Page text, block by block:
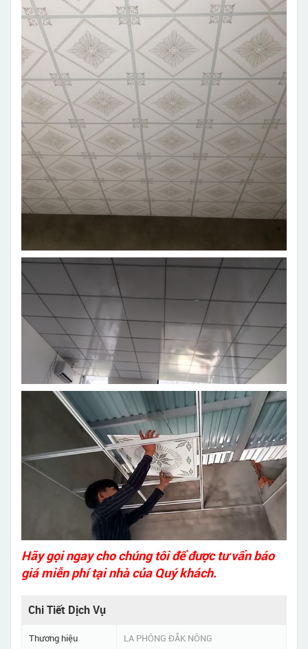
Hãy gọi ngay cho chúng tôi để được tư vấn báo
giá miễn phí tại nhà của Quý khách.
Chi Tiết Dịch Vụ
Thương hiệu LA PHÔNG ĐẮK NÔNG